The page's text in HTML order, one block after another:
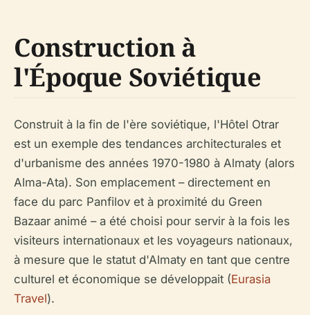
Construction à
l'Époque Soviétique
Construit à la fin de l'ère soviétique, l'Hôtel Otrar
est un exemple des tendances architecturales et
d'urbanisme des années 1970-1980 à Almaty (alors
Alma-Ata). Son emplacement – directement en
face du parc Panfilov et à proximité du Green
Bazaar animé – a été choisi pour servir à la fois les
visiteurs internationaux et les voyageurs nationaux,
à mesure que le statut d'Almaty en tant que centre
culturel et économique se développait (Eurasia
Travel).